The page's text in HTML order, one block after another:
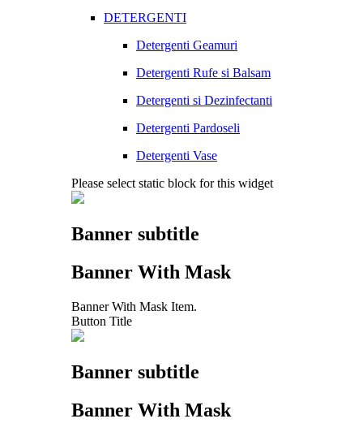
DETERGENTI
Detergenti Geamuri
Detergenti Rufe si Balsam
Detergenti si Dezinfectanti
Detergenti Pardoseli
Detergenti Vase
Please select static block for this widget
Banner subtitle
Banner With Mask
Banner With Mask Item.
Button Title
Banner subtitle
Banner With Mask